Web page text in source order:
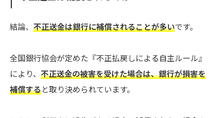
結論、 不正送金は銀行に補償されることが多いです。
全国銀行協会が定めた『不正払戻しによる自主ルール』
により、 不正送金の被害を受けた場合は、銀行が損害を
補償すると取り決められています。